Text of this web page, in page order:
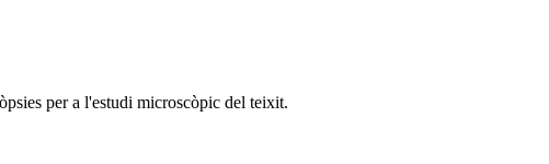
per a l'estudi microscòpic del teixit.